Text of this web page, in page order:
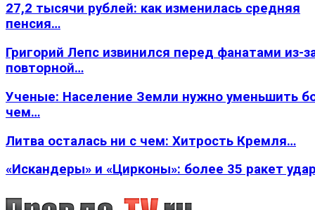
27,2 тысячи рублей: как изменилась средняя
пенсия…
Григорий Лепс извинился перед фанатами из-
повторной…
Ученые: Население Земли нужно уменьшить
чем…
Литва осталась ни с чем: Хитрость Кремля…
«Искандеры» и «Цирконы»: более 35 ракет